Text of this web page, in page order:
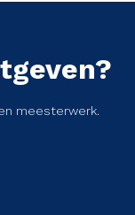
meesterwerk.